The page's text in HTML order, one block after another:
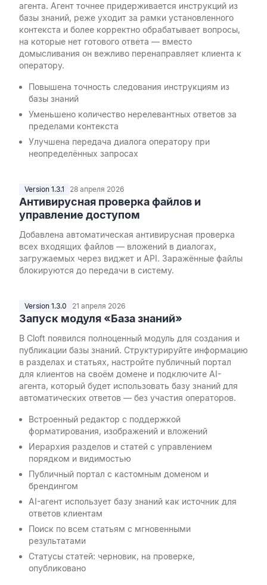
агента. Агент точнее придерживается инструкций из
базы знаний, реже уходит за рамки установленного
контекста и более корректно обрабатывает вопросы,
на которые нет готового ответа — вместо
домысливания он вежливо перенаправляет клиента к
оператору.
Повышена точность следования инструкциям из
базы знаний
Уменьшено количество нерелевантных ответов за
пределами контекста
Улучшена передача диалога оператору при
неопределённых запросах
Version 1.3.1 28 апреля 2026
Антивирусная проверка файлов и
управление доступом
Добавлена автоматическая антивирусная проверка
всех входящих файлов — вложений в диалогах,
загружаемых через виджет и API. Заражённые файлы
блокируются до передачи в систему.
Version 1.3.0 21 апреля 2026
Запуск модуля «База знаний»
В Cloft появился полноценный модуль для создания и
публикации базы знаний. Структурируйте информацию
в разделах и статьях, настройте публичный портал
для клиентов на своём домене и подключите AI-
агента, который будет использовать базу знаний для
автоматических ответов — без участия операторов.
Встроенный редактор с поддержкой
форматирования, изображений и вложений
Иерархия разделов и статей с управлением
порядком и видимостью
Публичный портал с кастомным доменом и
брендингом
AI-агент использует базу знаний как источник для
ответов клиентам
Поиск по всем статьям с мгновенными
результатами
Статусы статей: черновик, на проверке,
опубликовано